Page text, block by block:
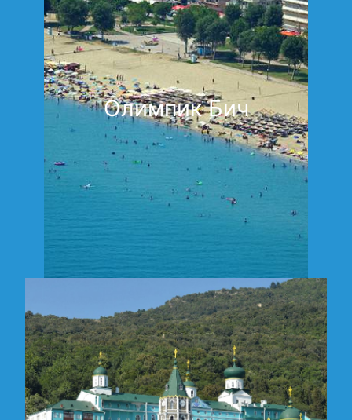
Олимпик Бич